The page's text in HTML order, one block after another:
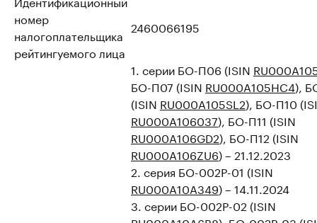
номер
налогоплательщика
рейтингуемого лица
2460066195
1. серии БО-П06 (ISIN
БО-П07 (ISIN RU000A105HC4),
(ISIN RU000A105SL2), БО-П10
RU000A106037), БО-П11 (ISIN
RU000A106GD2), БО-П12 (ISIN
RU000A106ZU6) – 21.12.2023
2. серия БО-002Р-01 (ISIN
RU000A10A349) – 14.11.2024
3. серии БО-002Р-02 (ISIN